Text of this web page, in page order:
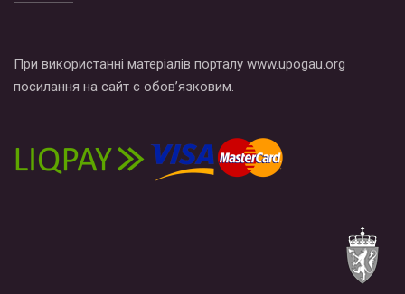
При використанні матеріалів порталу www.upogau.org
посилання на сайт є обов’язковим.